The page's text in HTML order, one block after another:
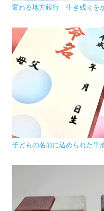
変わる地方銀行 生き残りを
子どもの名前に込められた平